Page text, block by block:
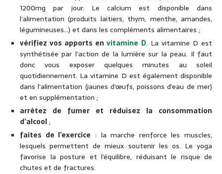
1200mg par jour. Le calcium est disponible dans
l’alimentation (produits laitiers, thym, menthe, amandes,
légumineuses…) et dans les compléments alimentaires ;
vérifiez vos apports envitamine D. La vitamine D est
synthétisée par l’action de la lumière sur la peau. Il faut
donc vous exposer quelques minutes au soleil
quotidiennement. La vitamine D est également disponible
dans l’alimentation (jaunes d’œufs, poissons d’eau de mer)
et en supplémentation ;
arrêtez de fumer et réduisez la consommation
d’alcool;
faites de l’exercice : la marche renforce les muscles,
lesquels permettent de mieux soutenir les os. Le yoga
favorise la posture et l’équilibre, réduisant le risque de
chutes et de fractures.